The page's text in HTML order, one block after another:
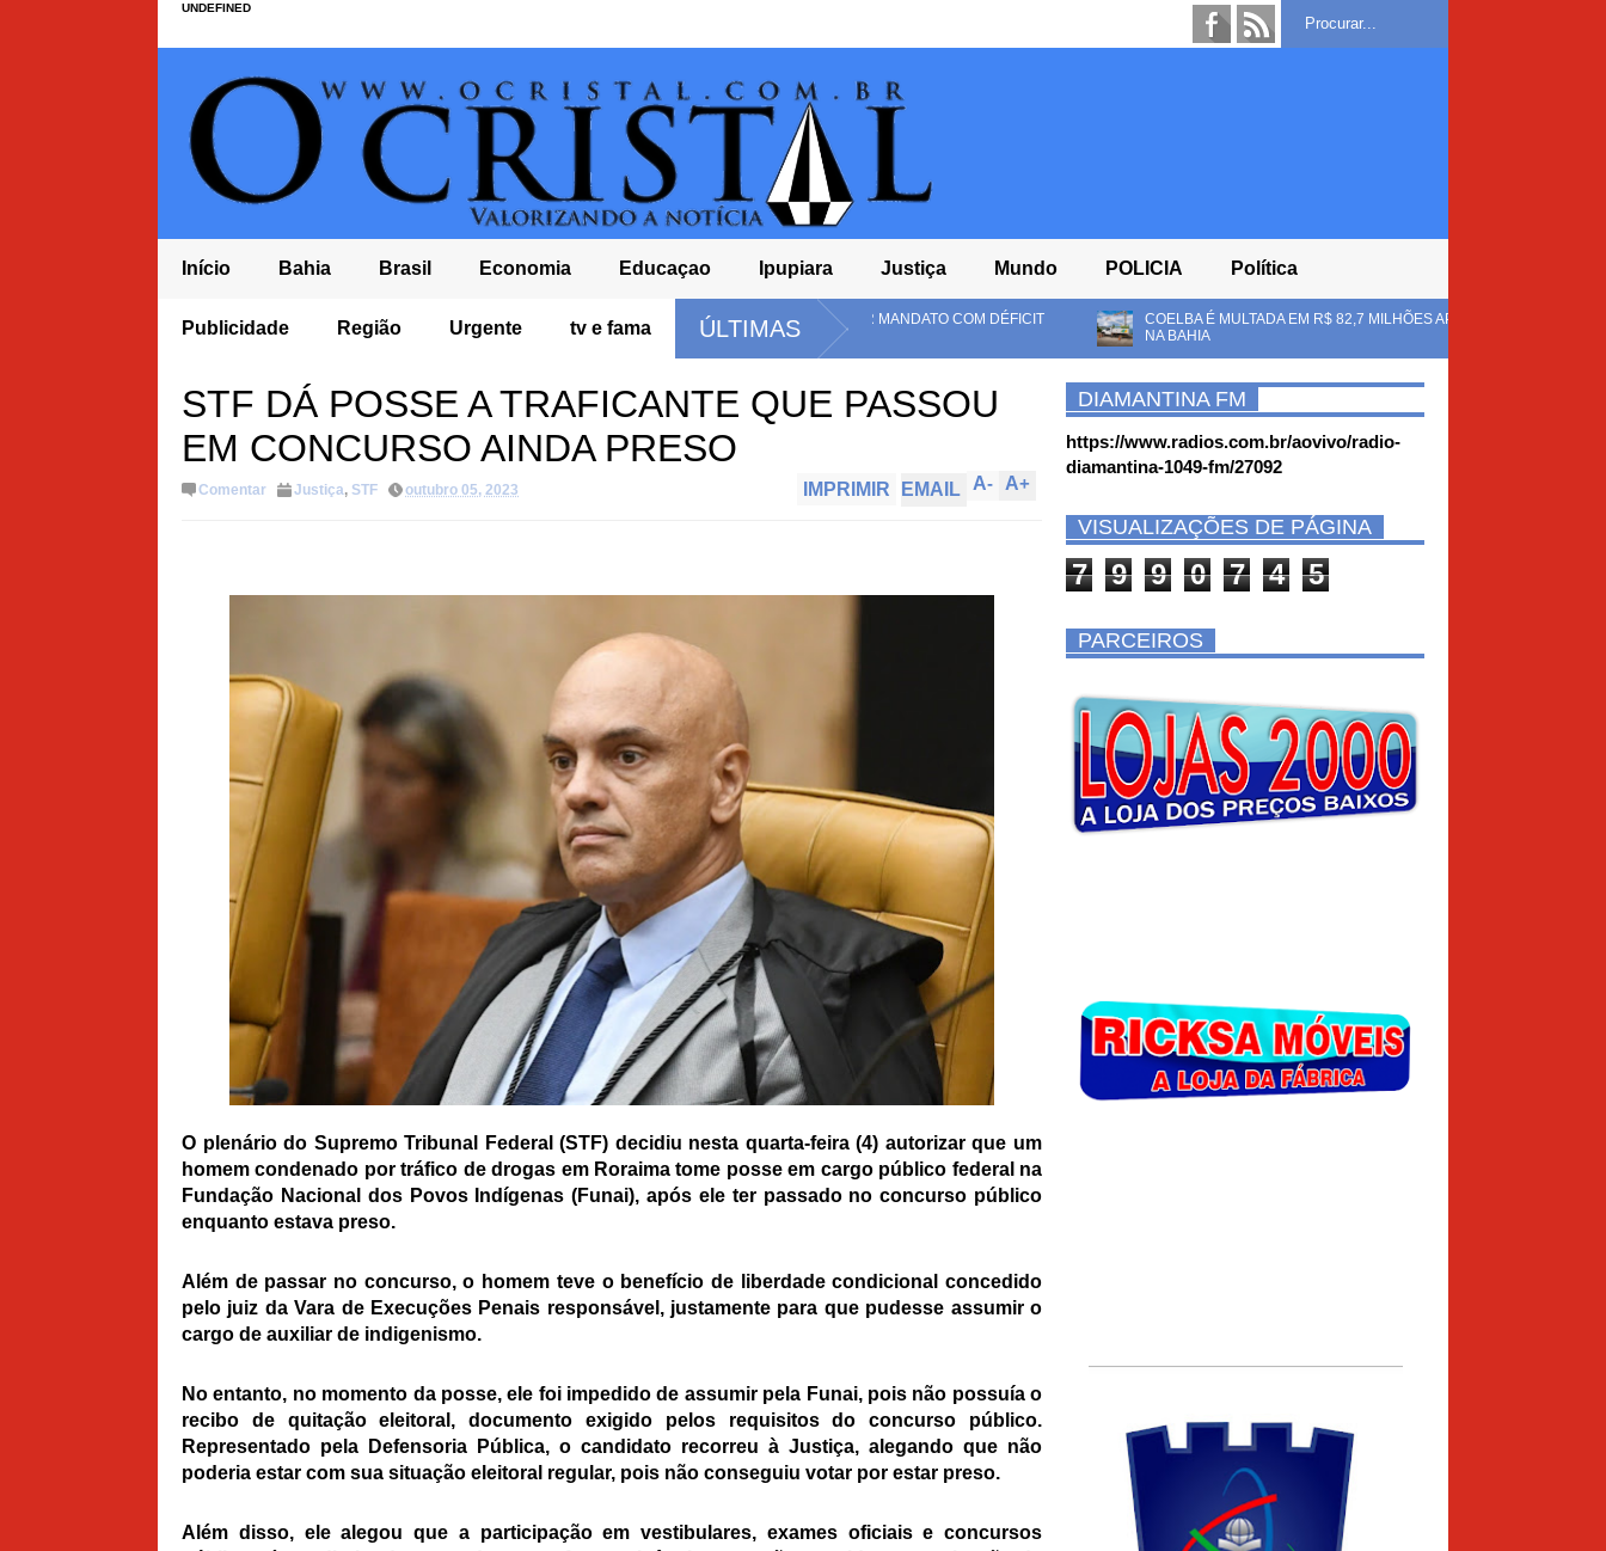
UNDEFINED
Início Bahia Brasil Economia Educaçao Ipupiara Justiça Mundo POLICIA Política
Publicidade Região Urgente tv e fama ÚLTIMAS
DÍVIDA PÚBLICA CHEGA A R$ 10,8 TRILHÕES E LULA DEVE ENCERRAR MANDATO COM DÉFICIT
RECORDE
COELBA É MULTADA EM R$ 82,7 MILHÕES APÓS ANEL APONTAR IRREGULARIDADES CONTRA
STF DÁ POSSE A TRAFICANTE QUE PASSOU
EM CONCURSO AINDA PRESO
Comentar Justiça, STF outubro 05, 2023 A+
A-
IMPRIMIR EMAIL
O plenário do Supremo Tribunal Federal (STF) decidiu nesta quarta-feira (4) autorizar que um
homem condenado por tráfico de drogas em Roraima tome posse em cargo público federal na
Fundação Nacional dos Povos Indígenas (Funai), após ele ter passado no concurso público
enquanto estava preso.
Além de passar no concurso, o homem teve o benefício de liberdade condicional concedido
pelo juiz da Vara de Execuções Penais responsável, justamente para que pudesse assumir o
cargo de auxiliar de indigenismo.
No entanto, no momento da posse, ele foi impedido de assumir pela Funai, pois não possuía o
recibo de quitação eleitoral, documento exigido pelos requisitos do concurso público.
Representado pela Defensoria Pública, o candidato recorreu à Justiça, alegando que não
poderia estar com sua situação eleitoral regular, pois não conseguiu votar por estar preso.
Além disso, ele alegou que a participação em vestibulares, exames oficiais e concursos
DIAMANTINA FM
https://www.radios.com.br/aovivo/radio-
diamantina-1049-fm/27092
VISUALIZAÇÕES DE PÁGINA
7 9 9 0 7 4 5
PARCEIROS